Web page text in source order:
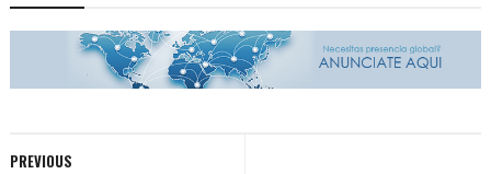
PREVIOUS